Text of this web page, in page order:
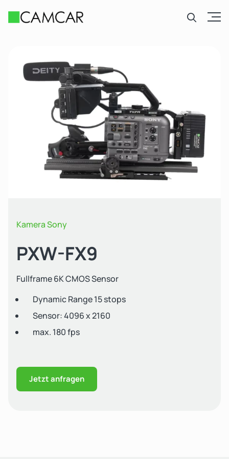
Kamera Sony
PXW-FX9
Fullframe 6K CMOS Sensor
Dynamic Range 15 stops
Sensor: 4096 x 2160
max. 180 fps
Jetzt anfragen